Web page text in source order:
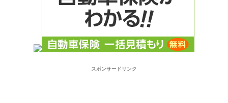
スポンサードリンク